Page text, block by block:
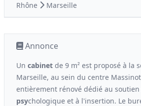
Rhône
Marseille
Annonce
Un cabinet de 9 m² est proposé à la
Marseille, au sein du centre
entièrement rénové dédié au soutien
psychologique et à l'insertion. Le